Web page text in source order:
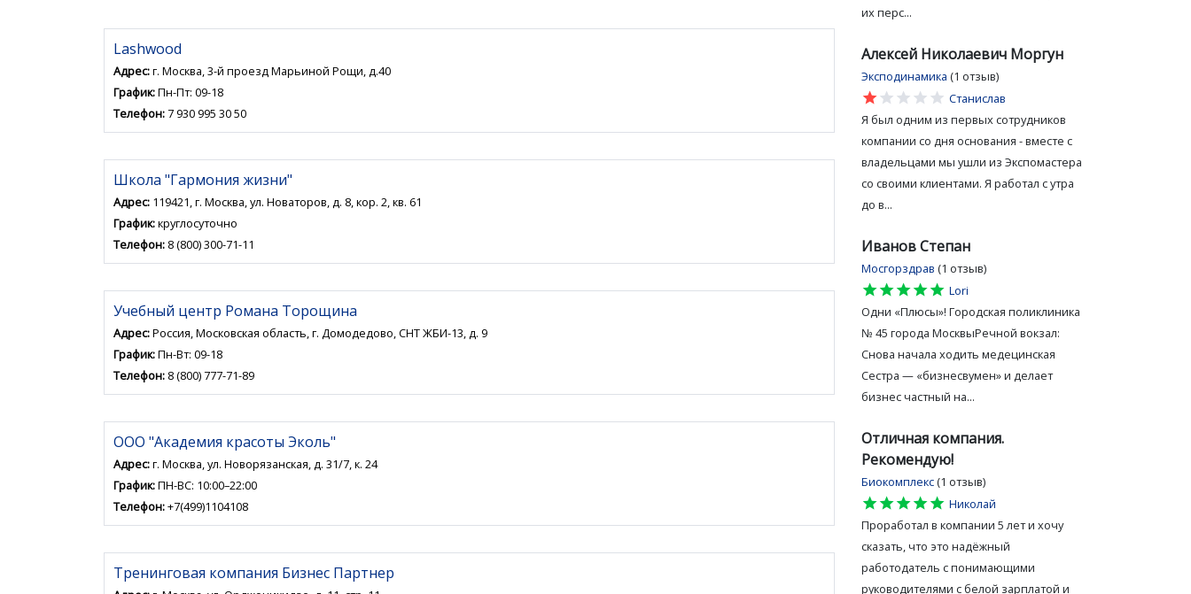
Lashwood
Адрес:г. Москва, 3-й проезд Марьиной Рощи, д.40
График:Пн-Пт: 09-18
Телефон: 7 930 995 30 50
Школа "Гармония жизни"
Адрес: 119421, г. Москва, ул. Новаторов, д. 8, кор. 2, кв. 61
График:круглосуточно
Телефон: 8 (800) 300-71-11
Учебный центр Романа Торощина
Адрес:Россия, Московская область, г. Домодедово, СНТ ЖБИ-13, д. 9
График:Пн-Вт: 09-18
Телефон: 8 (800) 777-71-89
ООО "Академия красоты Эколь"
Адрес:г. Москва, ул. Новорязанская, д. 31/7, к. 24
График:ПН-ВС: 10:00–22:00
Телефон:+7(499)1104108
Тренинговая компания Бизнес Партнер
их перс...
Алексей Николаевич Моргун
Эксподинамика (1 отзыв)
star
star
star
star
star
Станислав
Я был одним из первых сотрудников
компании со дня основания - вместе с
владельцами мы ушли из Экспомастера
со своими клиентами. Я работал с утра
до в...
Иванов Степан
Мосгорздрав (1 отзыв)
star
star
star
star
star
Lori
Одни «Плюсы»! Городская поликлиника
№ 45 города МосквыРечной вокзал:
Снова начала ходить медецинская
Сестра — «бизнесвумен» и делает
бизнес частный на...
Отличная компания.
Рекомендую!
Биокомплекс (1 отзыв)
star
star
star
star
star
Николай
Проработал в компании 5 лет и хочу
сказать, что это надёжный
работодатель с понимающими
руководителями с белой зарплатой и